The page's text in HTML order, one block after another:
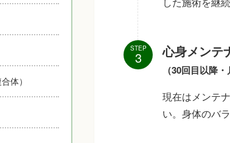
STEP 心身メンテ
（30回目以降・
現在はメンテ
い。身体のバ
体）